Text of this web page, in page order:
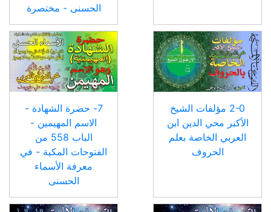
الحسنى - مختصرة
2-0 مؤلفات الشيخ
الأكبر محي الدين ابن
العربي الخاصة بعلم
الحروف
7- حضرة الشهادة -
الاسم المهيمين -
الباب 558 من
الفتوحات المكية - في
معرفة الأسماء
الحسنى